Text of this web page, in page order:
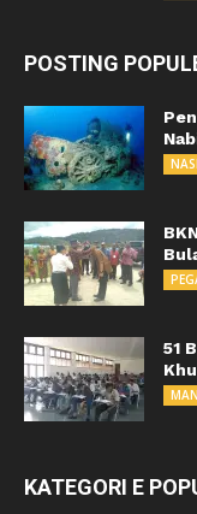
POSTING
51
KATEGORI E